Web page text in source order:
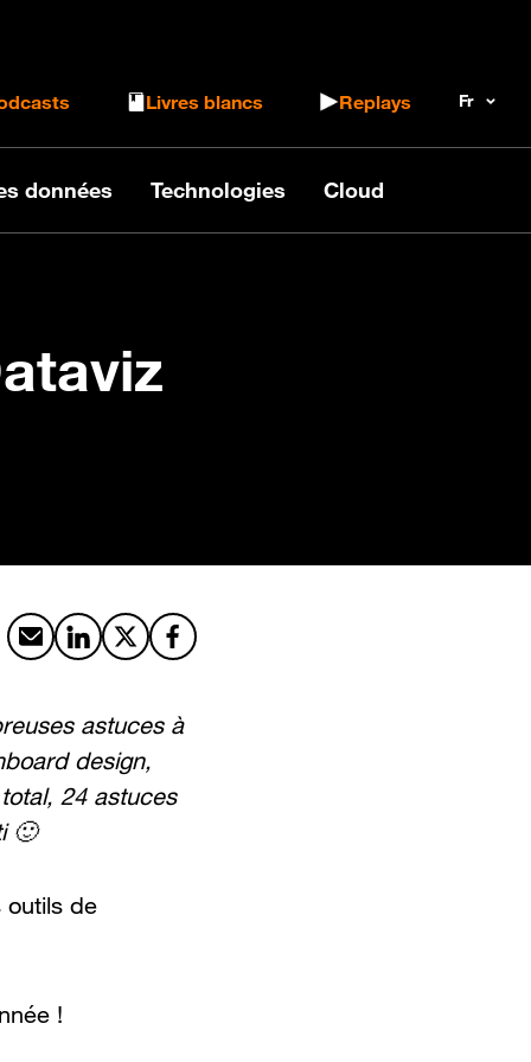
formulaire de recherche
Livres blancs Replays
données Technologies Cloud
Partager par email
Partager sur LinkedIn
Partager sur X
Partager sur Facebook
astuces à
design,
24 astuces
🙂
outils de
!